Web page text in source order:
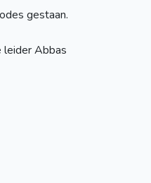
gestaan.
leider Abbas